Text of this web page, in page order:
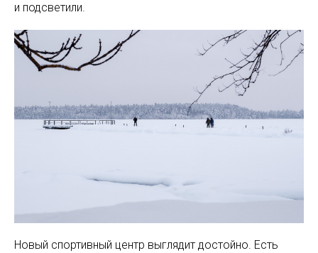
и подсветили.
Новый спортивный центр выглядит достойно. Есть